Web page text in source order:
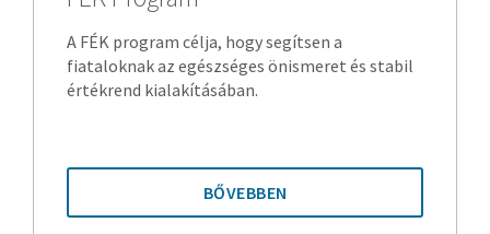
A FÉK program célja, hogy segítsen a
fiataloknak az egészséges önismeret és stabil
értékrend kialakításában.
BŐVEBBEN